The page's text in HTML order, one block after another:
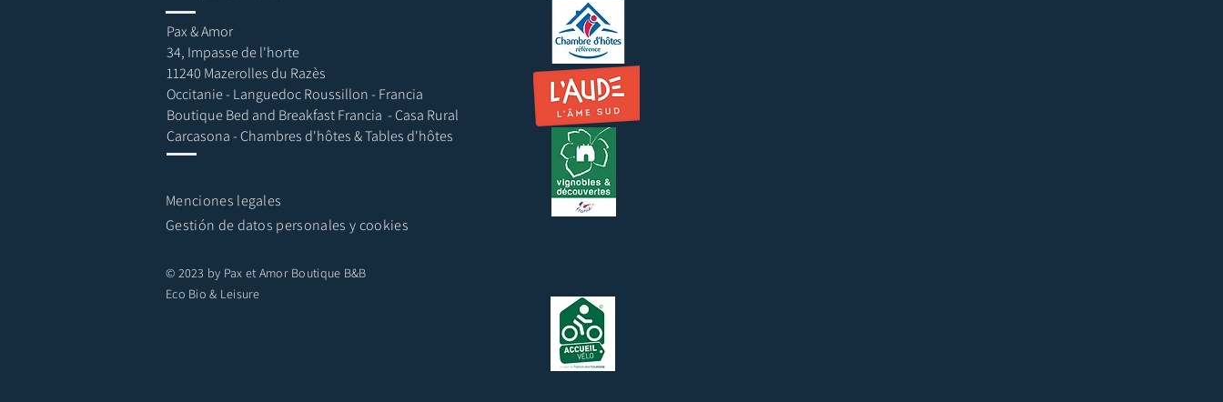
Menciones legales
Pax & Amor
34, Impasse de l'horte
11240 Mazerolles du Razès
Occitanie - Languedoc Roussillon - Francia
Boutique Bed and Breakfast Francia - Casa Rural
Carcasona - Chambres d'hôtes & Tables d'hôtes
Gestión de datos personales y cookies
© 2023 by Pax et Amor Boutique B&B
Eco Bio & Leisure